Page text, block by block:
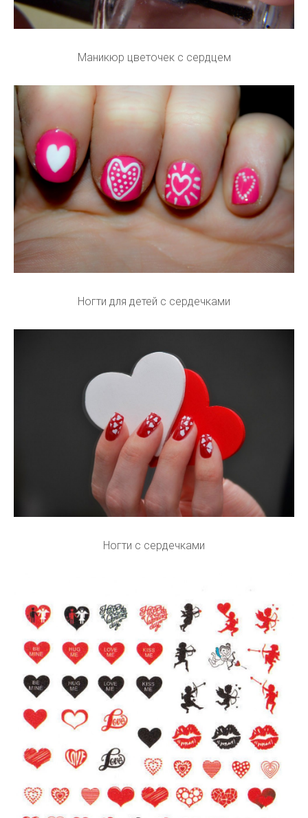
Маникюр цветочек с сердцем
Ногти для детей с сердечками
Ногти с сердечками